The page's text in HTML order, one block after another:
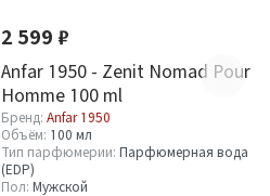
2 599 ₽
Anfar 1950 - Zenit Nomad Pour
Homme 100 ml
Бренд: Anfar 1950
Объём: 100 мл
Тип парфюмерии: Парфюмерная вода
(EDP)
Пол: Мужской